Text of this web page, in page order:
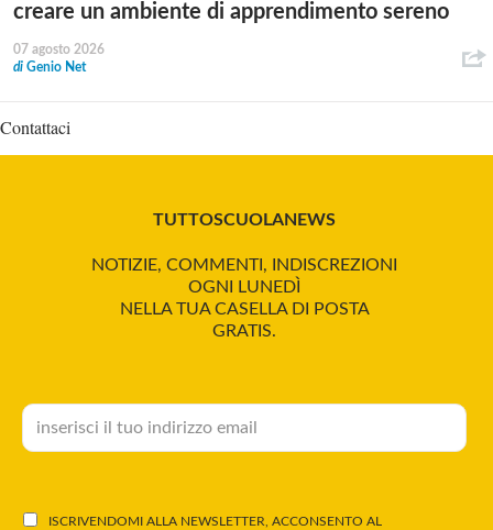
creare un ambiente di apprendimento sereno
07 agosto 2026
di Genio Net
Contattaci
TUTTOSCUOLANEWS
NOTIZIE, COMMENTI, INDISCREZIONI
OGNI LUNEDÌ
NELLA TUA CASELLA DI POSTA
GRATIS.
ISCRIVENDOMI ALLA NEWSLETTER, ACCONSENTO AL